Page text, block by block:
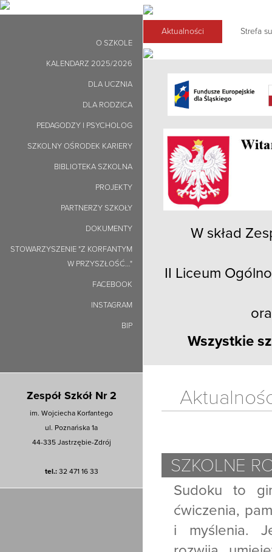
O SZKOLE
KALENDARZ 2025/2026
DLA UCZNIA
DLA RODZICA
PEDAGODZY I PSYCHOLOG
SZKOLNY OŚRODEK KARIERY
BIBLIOTEKA SZKOLNA
PROJEKTY
PARTNERZY SZKOŁY
DOKUMENTY
STOWARZYSZENIE "Z KORFANTYM
W PRZYSZŁOŚĆ…"
FACEBOOK
INSTAGRAM
BIP
Zespół Szkół Nr 2
im. Wojciecha Korfantego
ul. Poznańska 1a
44-335 Jastrzębie-Zdrój
tel.:32 471 16 33
Aktualności Strefa
W skład
II Liceum
Wszystkie
SZKOLNE
Sudoku to
ćwiczenia,
i myślenia.